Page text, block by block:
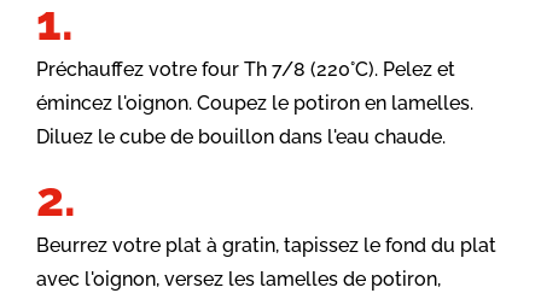
Préchauffez votre four Th 7/8 (220°C). Pelez et
émincez l'oignon. Coupez le potiron en lamelles.
Diluez le cube de bouillon dans l'eau chaude.
Beurrez votre plat à gratin, tapissez le fond du plat
avec l'oignon, versez les lamelles de potiron,